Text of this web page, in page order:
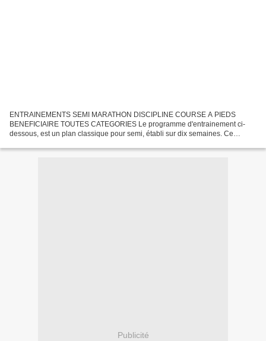
ENTRAINEMENTS SEMI MARATHON DISCIPLINE COURSE A PIEDS
BENEFICIAIRE TOUTES CATEGORIES Le programme d'entrainement ci-
dessous, est un plan classique pour semi, établi sur dix semaines. Ce
Publicité